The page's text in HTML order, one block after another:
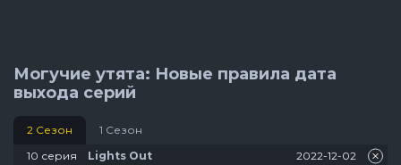
Могучие утята: Новые правила дата
выхода серий
2 Сезон
1 Сезон
10 серия
Lights Out
2022-12-02